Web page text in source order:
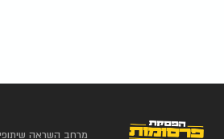
מרחב השראה שיתופי